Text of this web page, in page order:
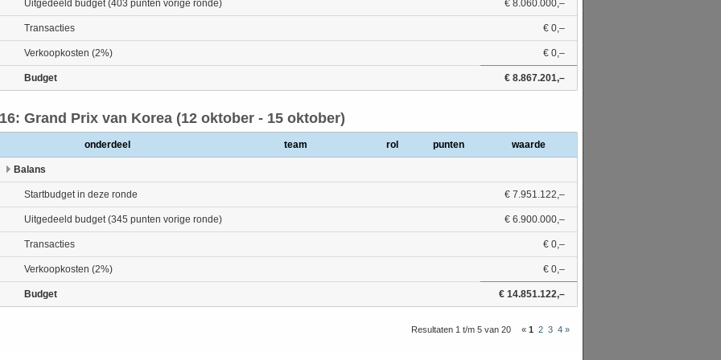
Uitgedeeld budget (403 punten vorige ronde) € 8.060.000,–
Transacties € 0,–
Verkoopkosten (2%) € 0,–
Budget € 8.867.201,–
Grand Prix van Korea (12 oktober - 15 oktober)
onderdeel team rol punten waarde
Balans
Startbudget in deze ronde € 7.951.122,–
Uitgedeeld budget (345 punten vorige ronde) € 6.900.000,–
Transacties € 0,–
Verkoopkosten (2%) € 0,–
Budget € 14.851.122,–
Resultaten 1 t/m 5 van 20 « 1 2 3 4 »